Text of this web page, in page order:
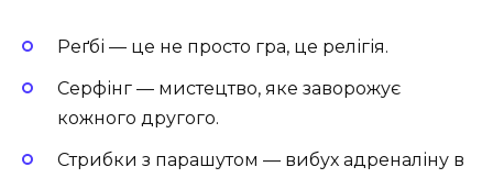
Реґбі — це не просто гра, це релігія.
Серфінг — мистецтво, яке заворожує
кожного другого.
Стрибки з парашутом — вибух адреналіну в